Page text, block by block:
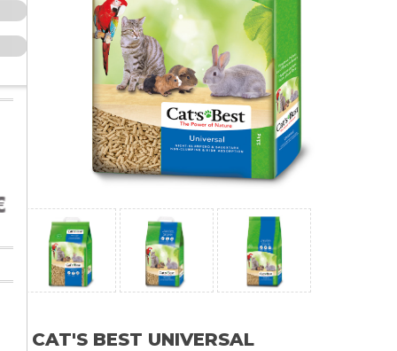
CAT'S BEST UNIVERSAL